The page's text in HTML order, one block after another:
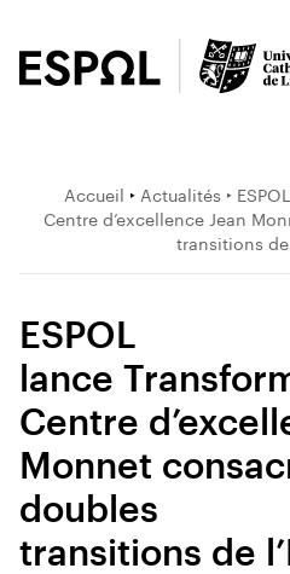
Accueil ‣ Actualités ‣
Centre d’excellence Jean
transitions de
ESPOL
lance
Centre
Monnet
doubles
transitions de